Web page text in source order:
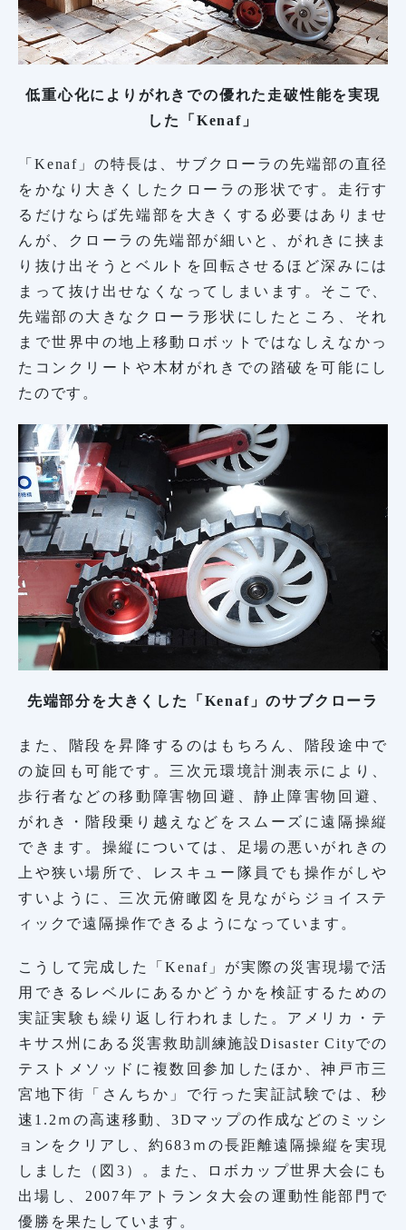
低重心化によりがれきでの優れた走破性能を実現
した「Kenaf」
「Kenaf」の特長は、サブクローラの先端部の直径
をかなり大きくしたクローラの形状です。走行す
るだけならば先端部を大きくする必要はありませ
んが、クローラの先端部が細いと、がれきに挟ま
り抜け出そうとベルトを回転させるほど深みには
まって抜け出せなくなってしまいます。そこで、
先端部の大きなクローラ形状にしたところ、それ
まで世界中の地上移動ロボットではなしえなかっ
たコンクリートや木材がれきでの踏破を可能にし
たのです。
先端部分を大きくした「Kenaf」のサブクローラ
また、階段を昇降するのはもちろん、階段途中で
の旋回も可能です。三次元環境計測表示により、
歩行者などの移動障害物回避、静止障害物回避、
がれき・階段乗り越えなどをスムーズに遠隔操縦
できます。操縦については、足場の悪いがれきの
上や狭い場所で、レスキュー隊員でも操作がしや
すいように、三次元俯瞰図を見ながらジョイステ
ィックで遠隔操作できるようになっています。
こうして完成した「Kenaf」が実際の災害現場で活
用できるレベルにあるかどうかを検証するための
実証実験も繰り返し行われました。アメリカ・テ
キサス州にある災害救助訓練施設Disaster Cityでの
テストメソッドに複数回参加したほか、神戸市三
宮地下街「さんちか」で行った実証試験では、秒
速1.2ｍの高速移動、3Dマップの作成などのミッシ
ョンをクリアし、約683ｍの長距離遠隔操縦を実現
しました（図3）。また、ロボカップ世界大会にも
出場し、2007年アトランタ大会の運動性能部門で
優勝を果たしています。